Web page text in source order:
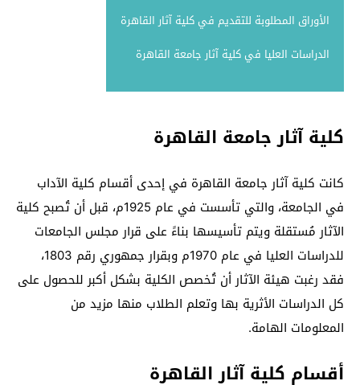
الأوراق المطلوبة للتقديم في كلية آثار القاهرة
الدراسات العليا في كلية آثار جامعة القاهرة
كلية آثار جامعة القاهرة
كانت كلية آثار جامعة القاهرة في إحدى أقسام كلية الآداب
في الجامعة، والتي تأسست في عام 1925م، قبل أن تُصبح كلية
الآثار مُستقلة ويتم تأسيسها بناءً على قرار مجلس الجامعات
للدراسات العليا في عام 1970م وبقرار جمهوري رقم 1803،
فقد رغبت هيئة الآثار أن تُخصص الكلية بشكل أكبر للحصول على
كل الدراسات الأثرية بها وتعلم الطلاب منها مزيد من
المعلومات الهامة.
أقسام كلية آثار القاهرة